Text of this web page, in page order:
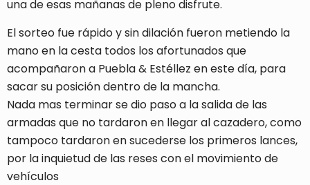
una de esas mañanas de pleno disfrute.
El sorteo fue rápido y sin dilación fueron metiendo la
mano en la cesta todos los afortunados que
acompañaron a Puebla & Estéllez en este día, para
sacar su posición dentro de la mancha.
Nada mas terminar se dio paso a la salida de las
armadas que no tardaron en llegar al cazadero, como
tampoco tardaron en sucederse los primeros lances,
por la inquietud de las reses con el movimiento de
vehículos